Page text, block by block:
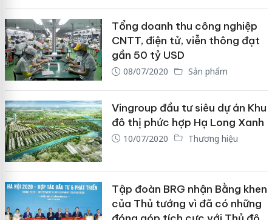
Tổng doanh thu công nghiệp
CNTT, điện tử, viễn thông đạt
gần 50 tỷ USD
08/07/2020 Sản phẩm
Vingroup đầu tư siêu dự án Khu
đô thị phức hợp Hạ Long Xanh
10/07/2020 Thương hiệu
Tập đoàn BRG nhận Bằng khen
của Thủ tướng vì đã có những